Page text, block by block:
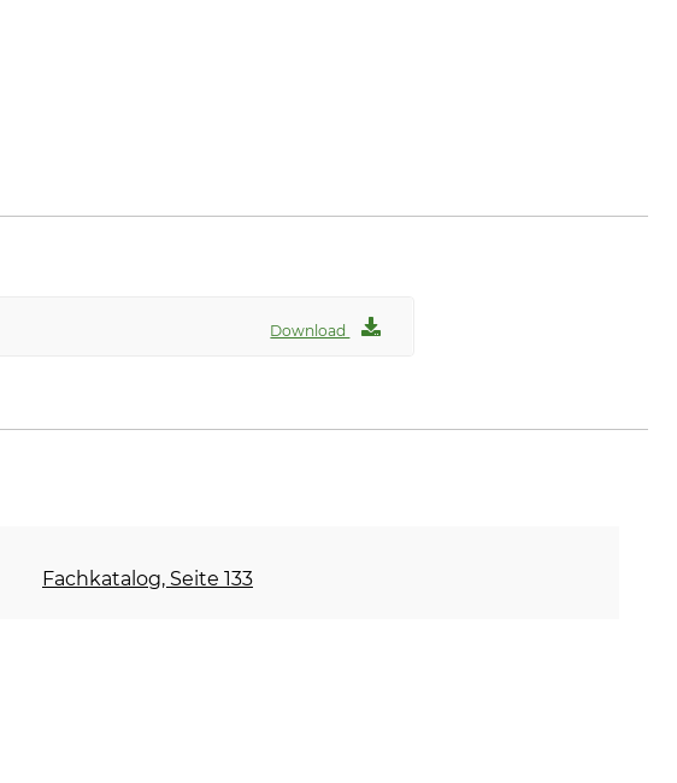
Download
Fachkatalog, Seite 133